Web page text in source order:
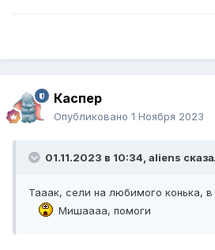
Каспер
Опубликовано 1 Ноября 2023
01.11.2023 в 10:34, aliens
Тааак, сели на любимого конька,
Мишаааа, помоги